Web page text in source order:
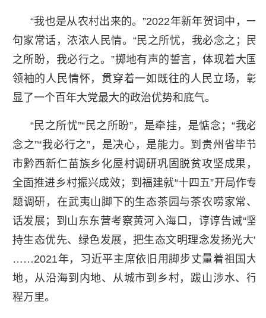
“我也是从农村出来的。”2022年新年贺词中，一
句家常话，浓浓人民情。“民之所忧，我必念之；民
之所盼，我必行之。”掷地有声的誓言，体现着大国
领袖的人民情怀，贯穿着一如既往的人民立场，彰
显了一个百年大党最大的政治优势和底气。
“民之所忧”“民之所盼”，是牵挂，是惦念；“我必
念之”“我必行之”，是决心，是能力。到贵州省毕节
市黔西新仁苗族乡化屋村调研巩固脱贫攻坚成果，
全面推进乡村振兴成效；到福建就“十四五”开局作专
题调研，在武夷山脚下的生态茶园与茶农唠家常、
话发展；到山东东营考察黄河入海口，谆谆告诫“坚
持生态优先、绿色发展，把生态文明理念发扬光大”
……2021年，习近平主席依旧用脚步丈量着祖国大
地，从沿海到内地、从城市到乡村，跋山涉水、行
程万里。